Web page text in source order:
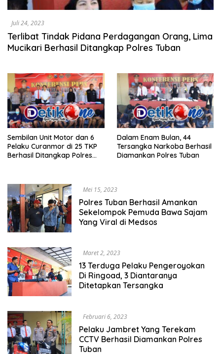
Juli 24, 2023
Terlibat Tindak Pidana Perdagangan Orang, Lima
Mucikari Berhasil Ditangkap Polres Tuban
Sembilan Unit Motor dan 6
Pelaku Curanmor di 25 TKP
Berhasil Ditangkap Polres
Dalam Enam Bulan, 44
Tersangka Narkoba Berhasil
Diamankan Polres Tuban
Mei 15, 2023
Polres Tuban Berhasil Amankan
Sekelompok Pemuda Bawa Sajam
Yang Viral di Medsos
Maret 2, 2023
13 Terduga Pelaku Pengeroyokan
Di Ringoad, 3 Diantaranya
Ditetapkan Tersangka
Februari 6, 2023
Pelaku Jambret Yang Terekam
CCTV Berhasil Diamankan Polres
Tuban